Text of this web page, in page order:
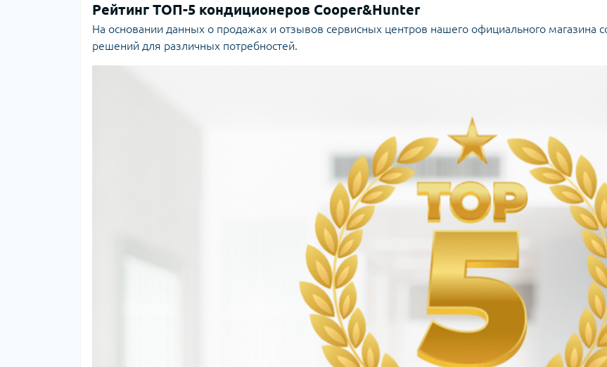
Рейтинг ТОП-5 кондиционеров Cooper&Hunter
На основании данных о продажах и отзывов сервисных центров нашего официального магазина
решений для различных потребностей.